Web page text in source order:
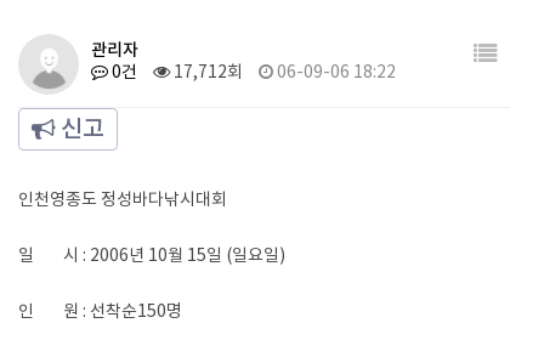
관리자
0건 17,712회 06-09-06 18:22
신고
인천영종도 정성바다낚시대회
일 시 : 2006년 10월 15일 (일요일)
인 원 : 선착순150명